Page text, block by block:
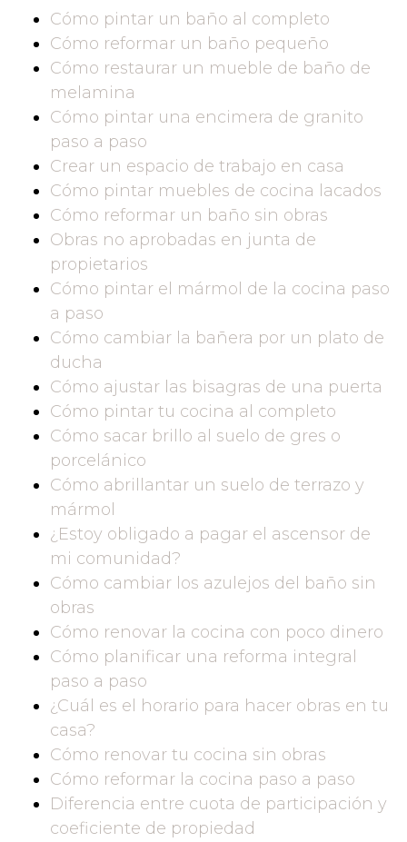
Cómo pintar un baño al completo
Cómo reformar un baño pequeño
Cómo restaurar un mueble de baño de
melamina
Cómo pintar una encimera de granito
paso a paso
Crear un espacio de trabajo en casa
Cómo pintar muebles de cocina lacados
Cómo reformar un baño sin obras
Obras no aprobadas en junta de
propietarios
Cómo pintar el mármol de la cocina paso
a paso
Cómo cambiar la bañera por un plato de
ducha
Cómo ajustar las bisagras de una puerta
Cómo pintar tu cocina al completo
Cómo sacar brillo al suelo de gres o
porcelánico
Cómo abrillantar un suelo de terrazo y
mármol
¿Estoy obligado a pagar el ascensor de
mi comunidad?
Cómo cambiar los azulejos del baño sin
obras
Cómo renovar la cocina con poco dinero
Cómo planificar una reforma integral
paso a paso
¿Cuál es el horario para hacer obras en tu
casa?
Cómo renovar tu cocina sin obras
Cómo reformar la cocina paso a paso
Diferencia entre cuota de participación y
coeficiente de propiedad